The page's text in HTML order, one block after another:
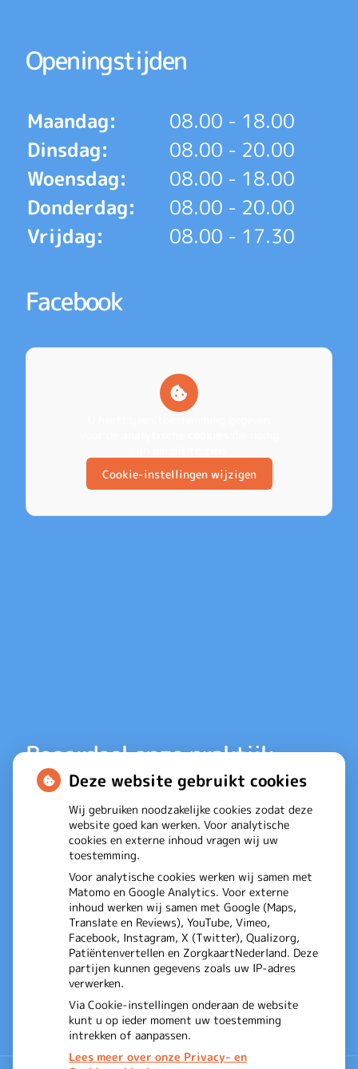
Openingstijden
Maandag:
08.00 - 18.00
Dinsdag:
08.00 - 20.00
Woensdag:
08.00 - 18.00
Donderdag:
08.00 - 20.00
Vrijdag:
08.00 - 17.30
Facebook
Cookie-instellingen wijzigen
Beoordeel onze praktijk
Fysiotherapie
Udenhout
is gewaardeerd op
ZorgkaartNederland.
Bekijk alle waarderingen
of plaats een
waardering
Deze website gebruikt cookies
Wij gebruiken noodzakelijke cookies zodat deze
website goed kan werken. Voor analytische
cookies en externe inhoud vragen wij uw
toestemming.
Voor analytische cookies werken wij samen met
Matomo en Google Analytics. Voor externe
inhoud werken wij samen met Google (Maps,
Translate en Reviews), YouTube, Vimeo,
Facebook, Instagram, X (Twitter), Qualizorg,
Patiëntenvertellen en ZorgkaartNederland. Deze
partijen kunnen gegevens zoals uw IP-adres
verwerken.
Via Cookie-instellingen onderaan de website
kunt u op ieder moment uw toestemming
intrekken of aanpassen.
Lees meer over onze Privacy- en